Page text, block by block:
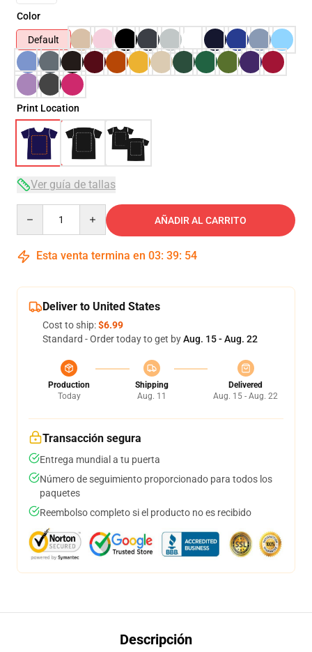
Color
Default
Print Location
Ver guía de tallas
AÑADIR AL CARRITO
Esta venta termina en 03: 39: 54
Deliver to United States
Cost to ship:$6.99
Standard - Order today to get byAug. 15 - Aug. 22
Production
Today
Shipping
Aug. 11
Delivered
Aug. 15 - Aug. 22
Transacción segura
Entrega mundial a tu puerta
Número de seguimiento proporcionado para todos los
paquetes
Reembolso completo si el producto no es recibido
Descripción